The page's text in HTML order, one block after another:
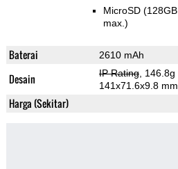
MicroSD (128GB
max.)
Baterai 2610 mAh
Desain IP Rating, 146.8g
141x71.6x9.8 mm
Harga (Sekitar)